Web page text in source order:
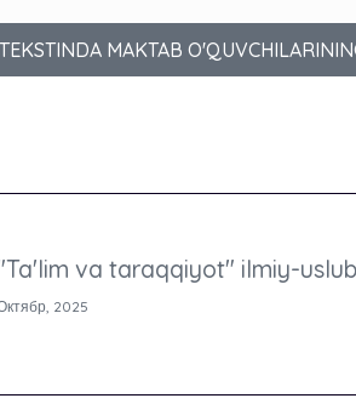
MAKTAB
va taraqqiyot" ilmiy-
2025